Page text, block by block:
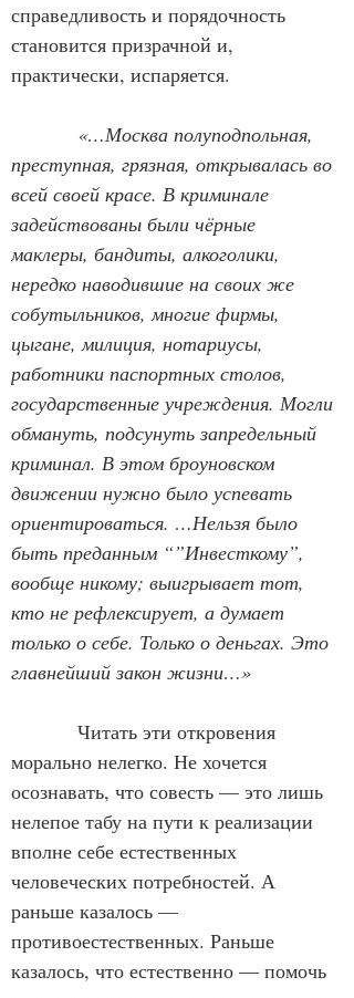
справедливость и порядочность
становится призрачной и,
практически, испаряется.
«…Москва полуподпольная,
преступная, грязная, открывалась во
всей своей красе. В криминале
задействованы были чёрные
маклеры, бандиты, алкоголики,
нередко наводившие на своих же
собутыльников, многие фирмы,
цыгане, милиция, нотариусы,
работники паспортных столов,
государственные учреждения. Могли
обмануть, подсунуть запредельный
криминал. В этом броуновском
движении нужно было успевать
ориентироваться. …Нельзя было
быть преданным “”Инвесткому”,
вообще никому; выигрывает тот,
кто не рефлексирует, а думает
только о себе. Только о деньгах. Это
главнейший закон жизни…»
морально нелегко. Не хочется
осознавать, что совесть — это лишь
нелепое табу на пути к реализации
вполне себе естественных
человеческих потребностей. А
раньше казалось —
противоестественных. Раньше
казалось, что естественно — помочь